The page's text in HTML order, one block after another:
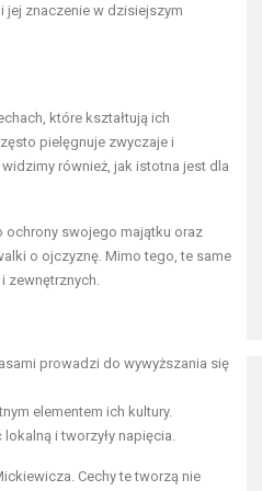
jej znaczenie w dzisiejszym
które kształtują ich
pielęgnuje zwyczaje i
również, jak istotna jest dla
ochrony swojego majątku oraz
o ojczyznę. Mimo tego, te same
zewnętrznych.
prowadzi do wywyższania się
elementem ich kultury.
i tworzyły napięcia.
Cechy te tworzą nie